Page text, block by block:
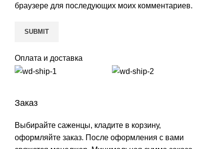
браузере для последующих моих комментариев.
Оплата и доставка
Заказ
Выбирайте саженцы, кладите в корзину,
оформляйте заказ. После оформления с вами